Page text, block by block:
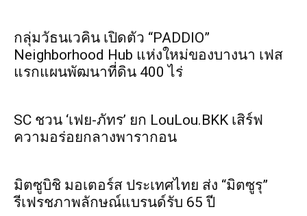
กลุ่มวัธนเวคิน เปิดตัว “PADDIO”
Neighborhood Hub แห่งใหม่ของบางนา เฟส
แรกแผนพัฒนาที่ดิน 400 ไร่
SC ชวน ‘เฟย-ภัทร’ ยก LouLou.BKK เสิร์ฟ
ความอร่อยกลางพารากอน
มิตซูบิชิ มอเตอร์ส ประเทศไทย ส่ง “มิตซูรุ”
รีเฟรชภาพลักษณ์แบรนด์รับ 65 ปี